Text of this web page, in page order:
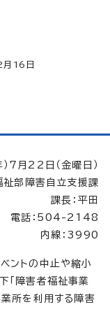
16 日
7月22日（金曜日）
祉部障害自立支援課
課長：平田
電話：504-2148
内線：3990
ントの中止や縮小
「障害者福祉事業
業所を利用する障害